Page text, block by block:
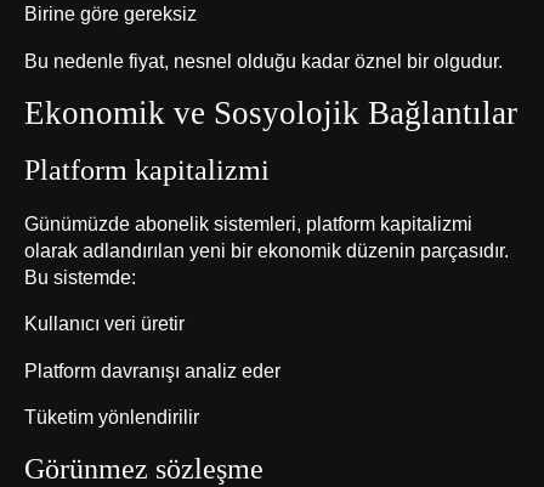
Birine göre gereksiz
Bu nedenle fiyat, nesnel olduğu kadar öznel bir olgudur.
Ekonomik ve Sosyolojik Bağlantılar
Platform kapitalizmi
Günümüzde abonelik sistemleri, platform kapitalizmi
olarak adlandırılan yeni bir ekonomik düzenin parçasıdır.
Bu sistemde:
Kullanıcı veri üretir
Platform davranışı analiz eder
Tüketim yönlendirilir
Görünmez sözleşme